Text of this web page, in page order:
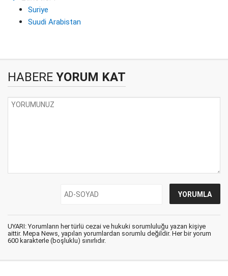
Suriye
Suudi Arabistan
HABERE YORUM KAT
UYARI: Yorumların her türlü cezai ve hukuki sorumluluğu yazan kişiye
aittir. Mepa News, yapılan yorumlardan sorumlu değildir. Her bir yorum
600 karakterle (boşluklu) sınırlıdır.